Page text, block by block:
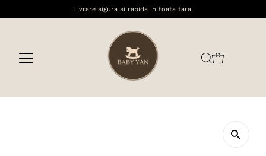
Livrare sigura si rapida in toata tara.